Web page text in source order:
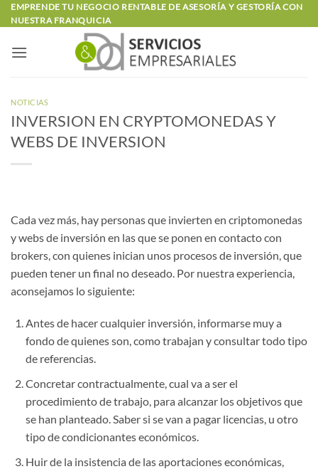
Saltar
al
EMPRENDE TU NEGOCIO RENTABLE DE ASESORÍA Y GESTORÍA CON
NUESTRA FRANQUICIA
NOTICIAS
INVERSION EN CRYPTOMONEDAS Y
WEBS DE INVERSION
Cada vez más, hay personas que invierten en criptomonedas
y webs de inversión en las que se ponen en contacto con
brokers, con quienes inician unos procesos de inversión, que
pueden tener un final no deseado. Por nuestra experiencia,
aconsejamos lo siguiente:
Antes de hacer cualquier inversión, informarse muy a
fondo de quienes son, como trabajan y consultar todo tipo
de referencias.
Concretar contractualmente, cual va a ser el
procedimiento de trabajo, para alcanzar los objetivos que
se han planteado. Saber si se van a pagar licencias, u otro
tipo de condicionantes económicos.
Huir de la insistencia de las aportaciones económicas,